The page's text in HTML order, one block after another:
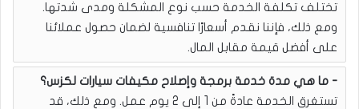
تختلف تكلفة الخدمة حسب نوع المشكلة ومدى شدتها.
ومع ذلك، فإننا نقدم أسعارًا تنافسية لضمان حصول عملائنا
على أفضل قيمة مقابل المال.
ما هي مدة خدمة برمجة وإصلاح مكيفات سيارات لكزس؟
تستغرق الخدمة عادةً من 1 إلى 2 يوم عمل. ومع ذلك، قد